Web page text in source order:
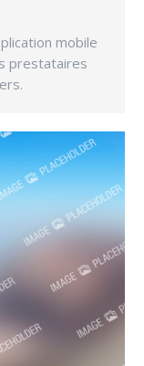
mobile
prestataires